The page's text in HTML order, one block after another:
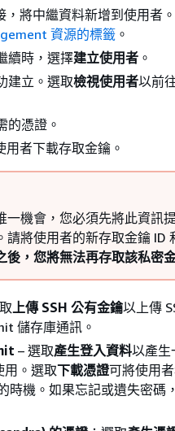
將中繼資料新增到使用者
資源的標籤 。
續時，選擇建立使用者 。
建立。選取檢視使用者以前
的憑證。
用者下載存取金鑰。
機會，您必須先將此資訊
請將使用者的新存取金鑰 ID
後，您將無法再存取該私密
上傳 SSH 公有金鑰以上傳
儲存庫通訊。
– 選取產生登入資料以產生
用。選取下載憑證可將使用
時機。如果忘記或遺失密碼